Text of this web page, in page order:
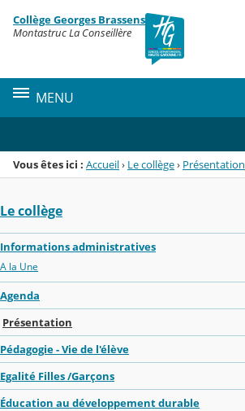
Menu de la rubrique
Contenu
Collège Georges Brassens
Montastruc La Conseillère
MENU
Vous êtes ici : Accueil› Le collège› Présentation
Le collège
Informations administratives
A la Une
Agenda
Présentation
Pédagogie - Vie de l'élève
Egalité Filles /Garçons
Éducation au développement durable